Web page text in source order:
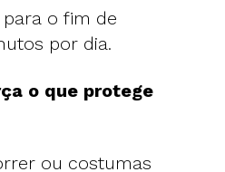
o fim de
por dia.
o que protege
ou costumas